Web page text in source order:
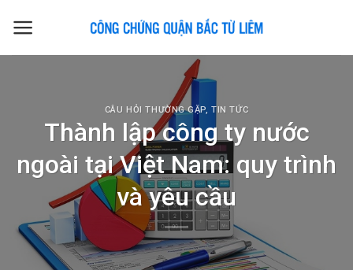
CÂU HỎI THƯỜNG GẶP,TIN TỨC
Thành lập công ty nước
ngoài tại Việt Nam: quy trình
và yêu cầu